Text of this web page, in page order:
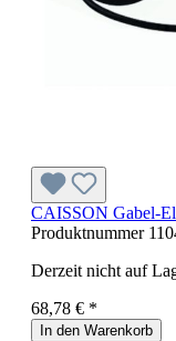
CAISSON Gabel-
Produktnummer
Derzeit nicht auf
68,78 € *
In den Warenkorb